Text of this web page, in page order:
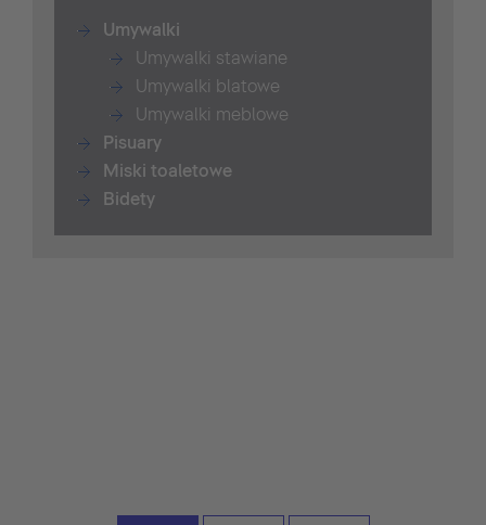
Umywalki
Umywalki stawiane
Umywalki blatowe
Umywalki meblowe
Pisuary
Miski toaletowe
Bidety